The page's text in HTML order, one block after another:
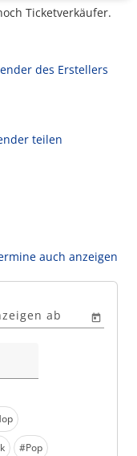
Ticketverkäufer.
des Erstellers
teilen
auch anzeigen
#Pop
ab